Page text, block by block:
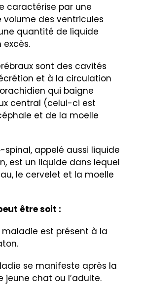
caractérise par une
des ventricules
quantité de liquide
sont des cavités
et à la circulation
qui baigne
central (celui-ci est
et de la moelle
spinal, appelé aussi liquide
est un liquide dans lequel
le cervelet et la moelle
être soit :
maladie est présent à la
se manifeste après la
jeune chat ou l’adulte.